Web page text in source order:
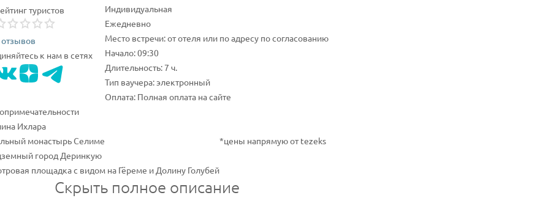
туристов
к нам в сетях
Индивидуальная
Ежедневно
Место встречи: от отеля или по адресу по согласованию
Начало: 09:30
Длительность: 7 ч.
Тип ваучера: электронный
Оплата: Полная оплата на сайте
Ихлара
монастырь Селиме
город Деринкую
площадка с видом на Гёреме и Долину Голубей
*цены напрямую от tezeks
Скрыть полное описание